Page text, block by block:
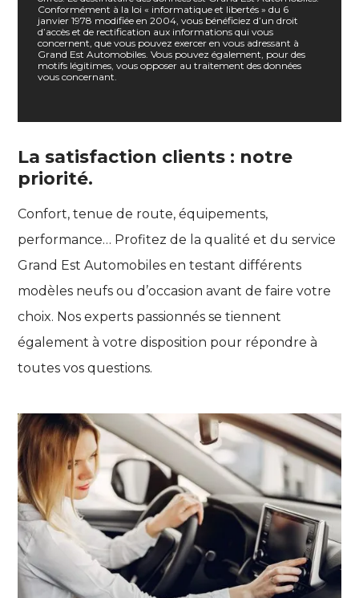
La satisfaction clients : notre
priorité.
Confort, tenue de route, équipements,
performance… Profitez de la qualité et du service
Grand Est Automobiles en testant différents
modèles neufs ou d’occasion avant de faire votre
choix. Nos experts passionnés se tiennent
également à votre disposition pour répondre à
toutes vos questions.
Conformément à la loi « informatique et libertés » du 6
janvier 1978 modifiée en 2004, vous bénéficiez d’un droit
d’accès et de rectification aux informations qui vous
concernent, que vous pouvez exercer en vous adressant à
Grand Est Automobiles. Vous pouvez également, pour des
motifs légitimes, vous opposer au traitement des données
vous concernant.